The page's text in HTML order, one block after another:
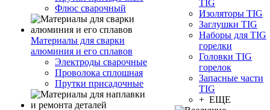
Флюс сварочный
Материалы для сварки
алюминия и его сплавов
Электроды сварочные
Проволока сплошная
Прутки присадочные
TIG
Изоляторы TIG
Заглушки TIG
Наборы для TIG
горелки
Головки TIG
горелок
Запасные части
TIG
+ ЕЩЕ